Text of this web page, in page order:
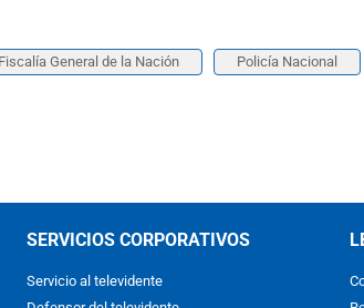
Fiscalía General de la Nación Policía Nacional
SERVICIOS CORPORATIVOS
Servicio al televidente